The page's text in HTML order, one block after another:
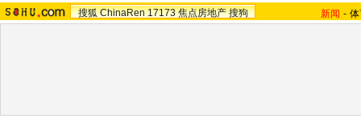
搜狐 ChinaRen 17173 焦点房地产 搜狗 新闻 -